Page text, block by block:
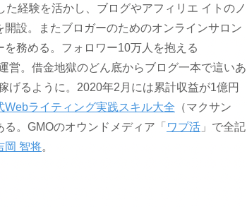
経験を活かし、ブログやアフィリエ イトのノ
開設。またブロガーのためのオンラインサロン
を務める。フォロワー10万人を抱える
営。借金地獄のどん底からブログ一本で這いあ
げるように。2020年2月には累計収益が1億円
Webライティング実践スキル大全 （マクサン
る。GMOのオウンドメディア「 ワプ活 」で全記
岡 智将。